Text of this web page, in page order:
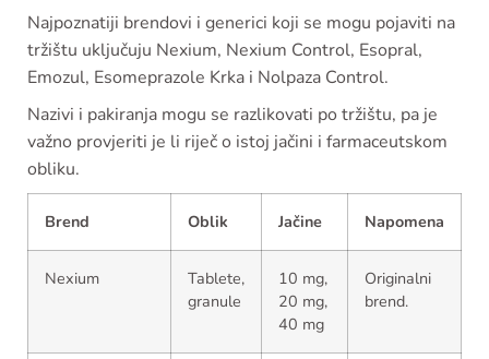
Najpoznatiji brendovi i generici koji se mogu pojaviti na
tržištu uključuju Nexium, Nexium Control, Esopral,
Emozul, Esomeprazole Krka i Nolpaza Control.
Nazivi i pakiranja mogu se razlikovati po tržištu, pa je
važno provjeriti je li riječ o istoj jačini i farmaceutskom
obliku.
Brend Oblik Jačine Napomena
Nexium
Tablete,
granule
10 mg,
20 mg,
40 mg
Originalni
brend.